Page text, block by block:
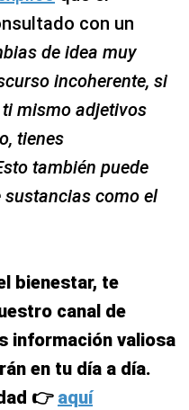
con un
de idea muy
incoherente, si
mismo adjetivos
tienes
también puede
como el
bienestar, te
canal de
información valiosa
en tu día a día.
👉 aquí